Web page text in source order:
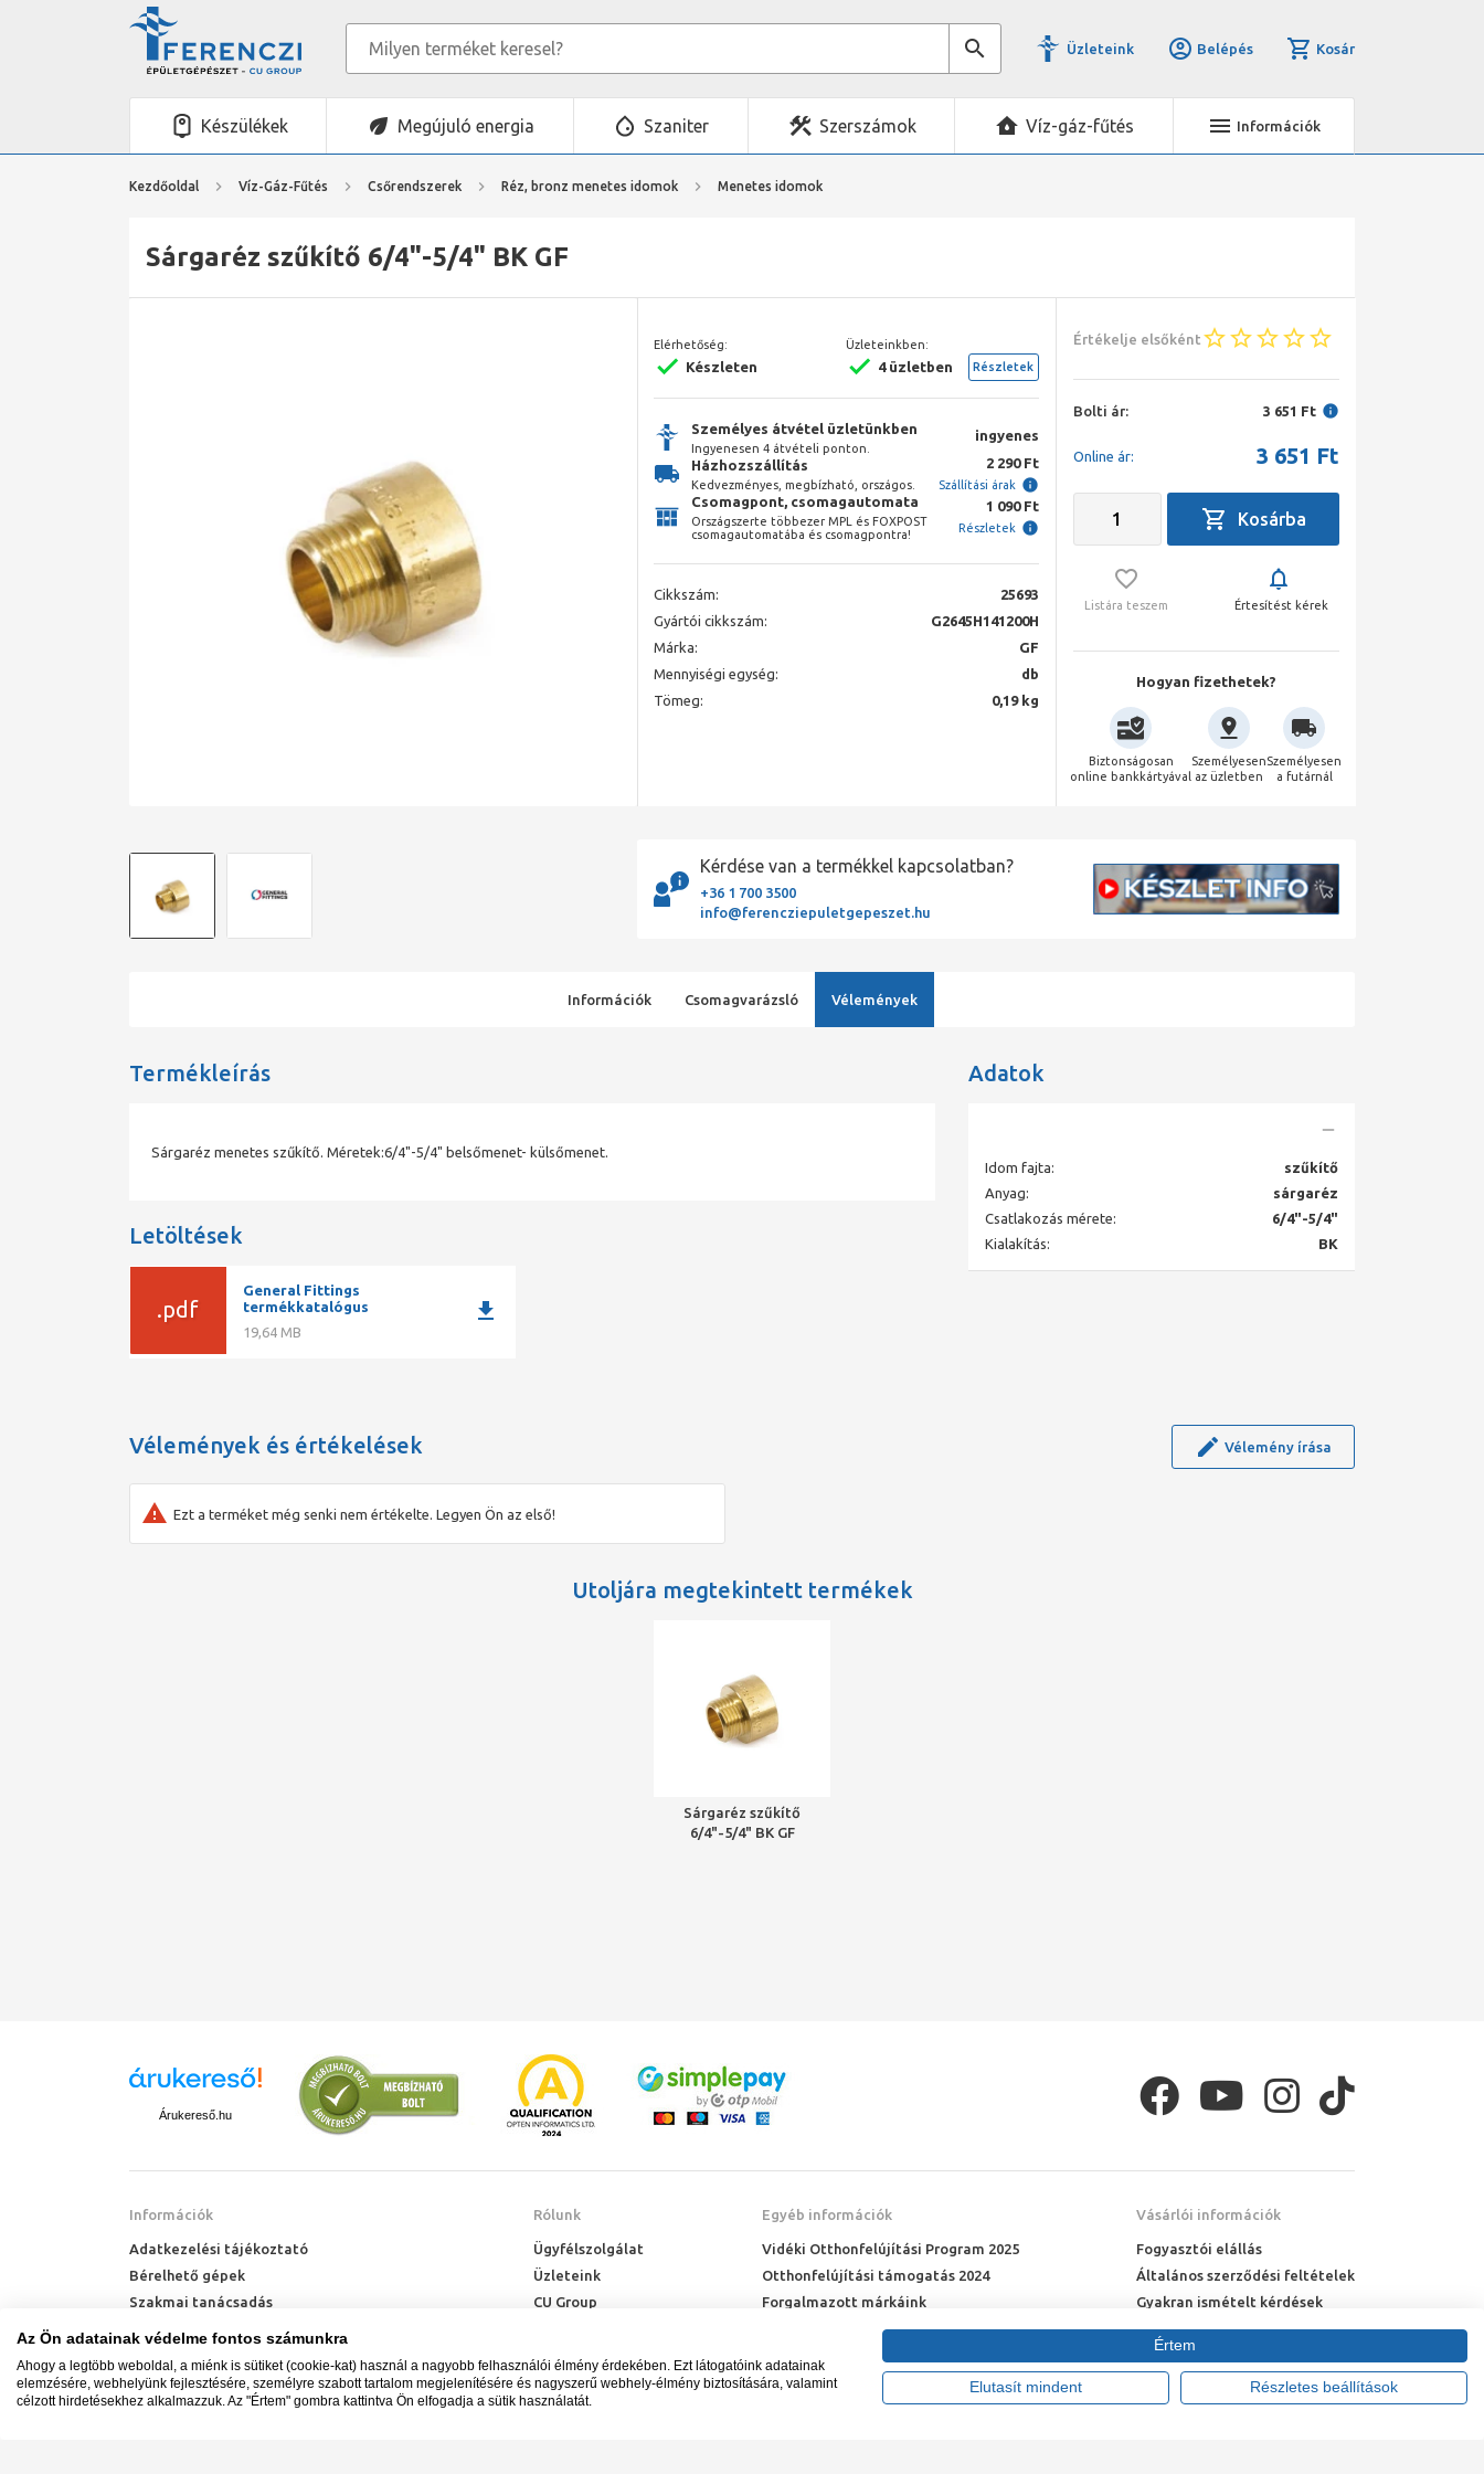
Üzleteink Belépés Kosár
Készülékek Megújuló energia Szaniter Szerszámok Víz-gáz-fűtés Információk
Kezdőoldal Víz-Gáz-Fűtés Csőrendszerek Réz, bronz menetes idomok Menetes idomok
Sárgaréz szűkítő 6/4"-5/4" BK GF
Elérhetőség:
Készleten
Üzleteinkben:
4 üzletben Részletek
Személyes átvétel üzletünkben
Ingyenesen 4 átvételi ponton.
ingyenes
Házhozszállítás
Kedvezményes, megbízható, országos.
2 290 Ft
Szállítási árak
Csomagpont, csomagautomata
Országszerte többezer MPL és FOXPOST
csomagautomatába és csomagpontra!
1 090 Ft
Részletek
Cikkszám:
25693
Gyártói cikkszám:
G2645H141200H
Márka:
GF
Mennyiségi egység:
db
Tömeg:
0,19 kg
Értékelje elsőként
Bolti ár: 3 651 Ft
Online ár: 3 651 Ft
Listára teszem Értesítést kérek
Hogyan fizethetek?
Biztonságosan
online bankkártyával
Személyesen
az üzletben
Személyesen
a futárnál
Kérdése van a termékkel kapcsolatban?
+36 1 700 3500
info@ferencziepuletgepeszet.hu
Információk Csomagvarázsló Vélemények
Termékleírás
Sárgaréz menetes szűkítő. Méretek:6/4"-5/4" belsőmenet- külsőmenet.
Letöltések
.pdf
General Fittings
termékkatalógus
19,64 MB
download
Adatok
Idom fajta:
szűkítő
Anyag:
sárgaréz
Csatlakozás mérete:
6/4"-5/4"
Kialakítás:
BK
Vélemények és értékelések Vélemény írása
Ezt a terméket még senki nem értékelte. Legyen Ön az első!
Utoljára megtekintett termékek
Sárgaréz szűkítő
6/4"-5/4" BK GF
Árukereső.hu
Információk
Adatkezelési tájékoztató
Bérelhető gépek
Szakmai tanácsadás
Technik Cool Pro hőszivattyú tájékoztató
Hőszivattyú kalkulátor
Rólunk
Ügyfélszolgálat
Üzleteink
CU Group
Egyéb információk
Vidéki Otthonfelújítási Program 2025
Otthonfelújítási támogatás 2024
Forgalmazott márkáink
Adatkezelési kérelem
Vásárlói információk
Fogyasztói elállás
Általános szerződési feltételek
Gyakran ismételt kérdések
Online rendelés menete
Fizetési feltételek
Az Ön adatainak védelme fontos számunkra
Ahogy a legtöbb weboldal, a miénk is sütiket (cookie-kat) használ a nagyobb felhasználói élmény érdekében. Ezt látogatóink adatainak
elemzésére, webhelyünk fejlesztésére, személyre szabott tartalom megjelenítésére és nagyszerű webhely-élmény biztosítására, valamint
célzott hirdetésekhez alkalmazzuk. Az "Értem" gombra kattintva Ön elfogadja a sütik használatát.
Értem
Elutasít mindent Részletes beállítások